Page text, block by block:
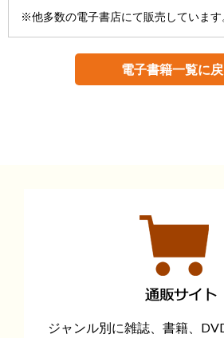
※他多数の電子書店にて販売しています
電子書籍一覧に
ジャンル別に雑誌、書籍、